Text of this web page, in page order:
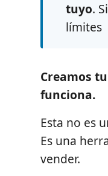
tuyo.
límites
Creamos
funciona.
Esta no es
Es una
vender.